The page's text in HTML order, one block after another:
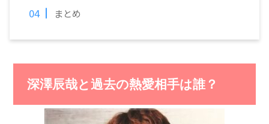
まとめ
深澤辰哉と過去の熱愛相手は誰？